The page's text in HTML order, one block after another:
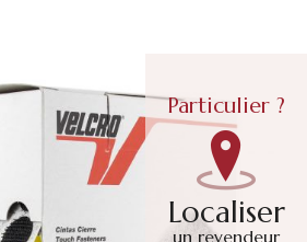
Particulier ?
Localiser
un revendeur